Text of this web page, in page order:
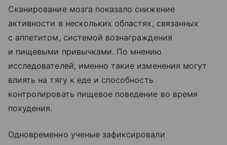
Сканирование мозга показало снижение
активности в нескольких областях, связанных
с аппетитом, системой вознаграждения
и пищевыми привычками. По мнению
исследователей, именно такие изменения могут
влиять на тягу к еде и способность
контролировать пищевое поведение во время
похудения.
Одновременно ученые зафиксировали